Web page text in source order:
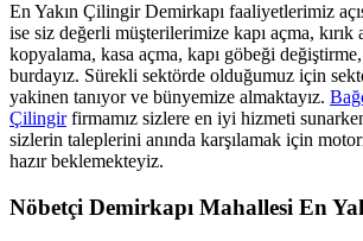
En Yakın Çilingir Demirkapı faaliyetlerimiz
ise siz değerli müşterilerimize kapı açma, kırık
kopyalama, kasa açma, kapı göbeği
burdayız. Sürekli sektörde olduğumuz için
yakinen tanıyor ve bünyemize almaktayız.
Çilingirfirmamız sizlere en iyi hizmeti
sizlerin taleplerini anında karşılamak için
hazır beklemekteyiz.
Nöbetçi Demirkapı Mahallesi En